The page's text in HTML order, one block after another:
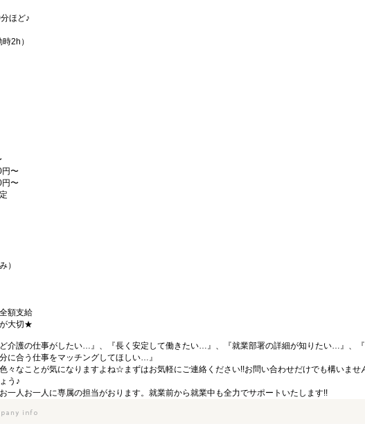
ほど♪
2h）
円〜
円〜
）
額支給
大切★
ど介護の仕事がしたい…』、『長く安定して働きたい…』、『就業部署の詳細が知りたい…』、
に合う仕事をマッチングしてほしい…』
々なことが気になりますよね☆まずはお気軽にご連絡ください!!お問い合わせだけでも構いませ
う♪
一人お一人に専属の担当がおります。就業前から就業中も全力でサポートいたします!!